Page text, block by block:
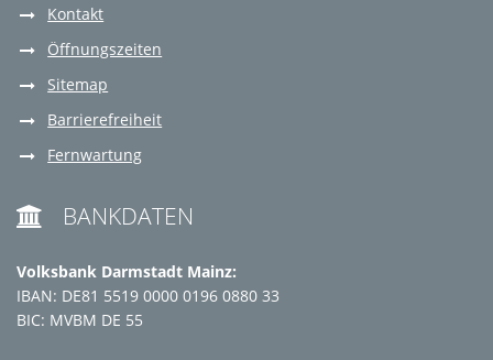
Kontakt
Öffnungszeiten
Sitemap
Barrierefreiheit
Fernwartung
 BANKDATEN
Volksbank Darmstadt Mainz:
IBAN: DE81 5519 0000 0196 0880 33
BIC: MVBM DE 55